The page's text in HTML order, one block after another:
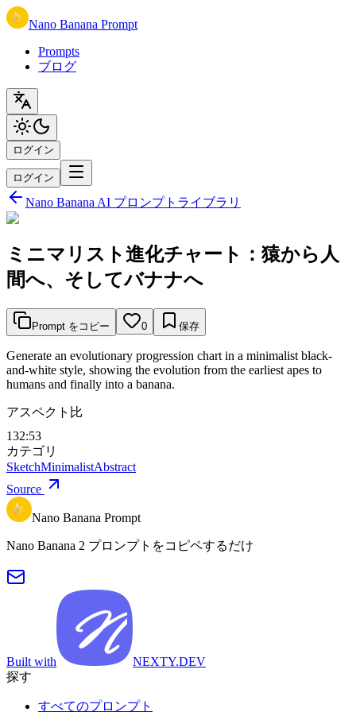
Nano Banana Prompt
Prompts
ブログ
ログイン
ログイン
Nano Banana AI プロンプトライブラリ
ミニマリスト進化チャート：猿から人
間へ、そしてバナナへ
Prompt をコピー 0 保存
Generate an evolutionary progression chart in a minimalist black-
and-white style, showing the evolution from the earliest apes to
humans and finally into a banana.
アスペクト比
132:53
カテゴリ
SketchMinimalistAbstract
Source
Nano Banana Prompt
Nano Banana 2 プロンプトをコピペするだけ
Built with
NEXTY.DEV
探す
すべてのプロンプト